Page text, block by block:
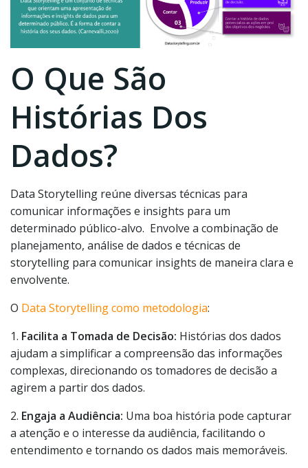
O Que São
Histórias Dos
Dados?
Data Storytelling reúne diversas técnicas para
comunicar informações e insights para um
determinado público-alvo. Envolve a combinação de
planejamento, análise de dados e técnicas de
storytelling para comunicar insights de maneira clara e
envolvente.
O Data Storytelling como metodologia:
1. Facilita a Tomada de Decisão: Histórias dos dados
ajudam a simplificar a compreensão das informações
complexas, direcionando os tomadores de decisão a
agirem a partir dos dados.
2. Engaja a Audiência: Uma boa história pode capturar
a atenção e o interesse da audiência, facilitando o
entendimento e tornando os dados mais memoráveis.